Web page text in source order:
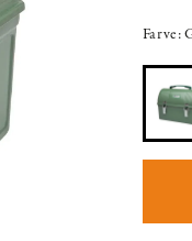
Farve: